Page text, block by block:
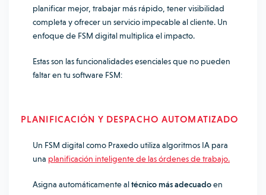
planificar mejor, trabajar más rápido, tener visibilidad
completa y ofrecer un servicio impecable al cliente. Un
enfoque de FSM digital multiplica el impacto.
Estas son las funcionalidades esenciales que no pueden
faltar en tu software FSM:
PLANIFICACIÓN Y DESPACHO AUTOMATIZADO
Un FSM digital como Praxedo utiliza algoritmos IA para
una planificación inteligente de las órdenes de trabajo.
Asigna automáticamente altécnico más adecuadoen